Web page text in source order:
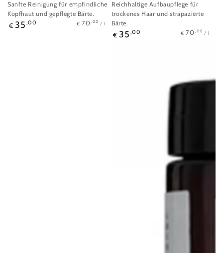
Sanfte Reinigung für empfindliche
Kopfhaut und gepflegte Bärte.
Regulärer
€ 35 ,00 Stückpreis
€ 70 ,00 / pro
l
Reichhaltige Aufbaupflege für
trockenes Haar und strapazierte
Bärte.
Regulärer
€ 35 ,00 Stückpreis
€ 70 ,00 / pro
l